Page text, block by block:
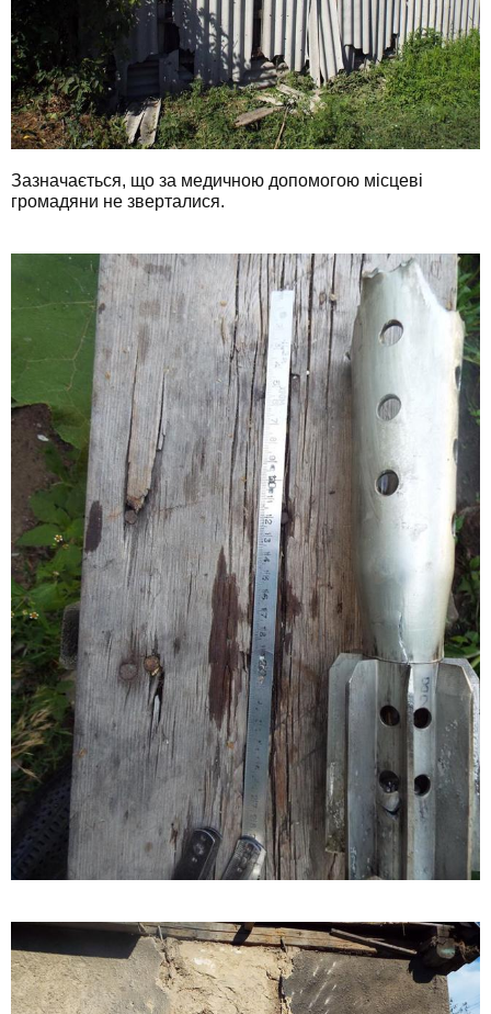
Зазначається, що за медичною допомогою місцеві
громадяни не зверталися.